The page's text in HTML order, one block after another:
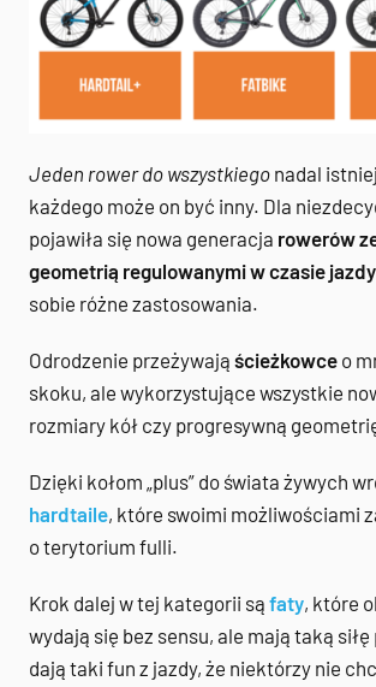
Jeden rower do wszystkiego nadal
każdego może on być inny. Dla
pojawiła się nowa generacja rowerów
geometrią regulowanymi w czasie jazdy
sobie różne zastosowania.
Odrodzenie przeżywają ścieżkowce o
skoku, ale wykorzystujące wszystkie
rozmiary kół czy progresywną
Dzięki kołom „plus” do świata żywych
hardtaile, które swoimi możliwościami
o terytorium fulli.
Krok dalej w tej kategorii są faty, które
wydają się bez sensu, ale mają taką
dają taki fun z jazdy, że niektórzy nie